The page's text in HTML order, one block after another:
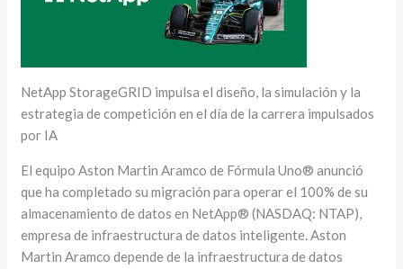
NetApp StorageGRID impulsa el diseño, la simulación y la
estrategia de competición en el día de la carrera impulsados
por IA
El equipo Aston Martin Aramco de Fórmula Uno® anunció
que ha completado su migración para operar el 100% de su
almacenamiento de datos en NetApp® (NASDAQ: NTAP),
empresa de infraestructura de datos inteligente. Aston
Martin Aramco depende de la infraestructura de datos